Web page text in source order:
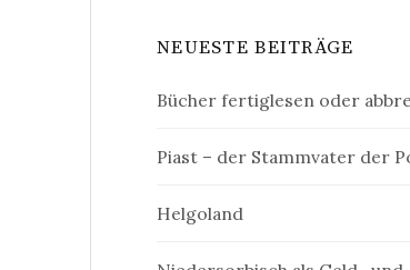
NEUESTE BEITRÄGE
Bücher fertiglesen oder
Piast – der Stammvater der
Helgoland